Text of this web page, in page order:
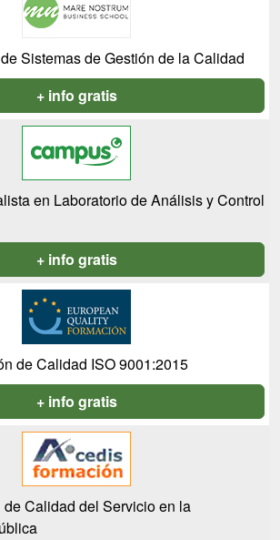
Sistemas de Gestión de la Calidad
+ info gratis
en Laboratorio de Análisis y Control
+ info gratis
de Calidad ISO 9001:2015
+ info gratis
Calidad del Servicio en la